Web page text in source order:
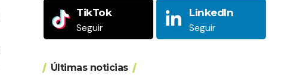
TikTok
Seguir
LinkedIn
Seguir
Últimas noticias